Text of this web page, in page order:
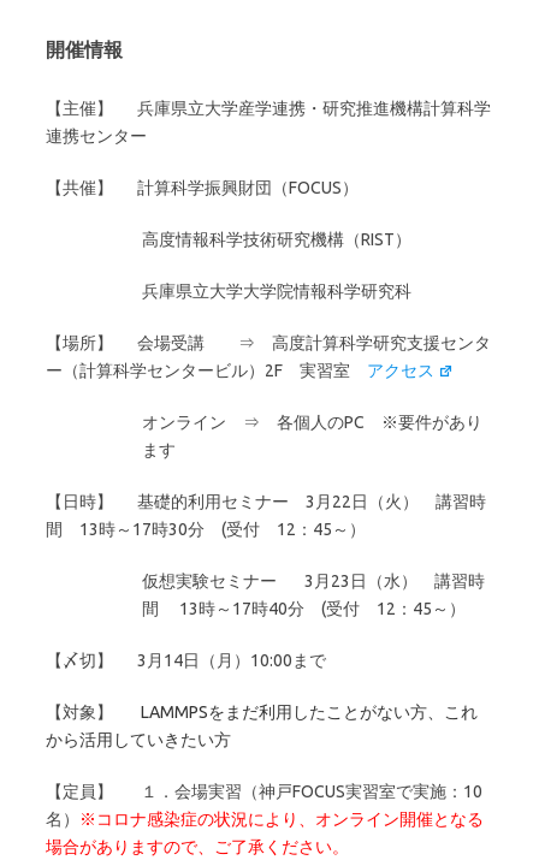
開催情報
【主催】 兵庫県立大学産学連携・研究推進機構計算科学
連携センター
【共催】 計算科学振興財団（FOCUS）
高度情報科学技術研究機構（RIST）
兵庫県立大学大学院情報科学研究科
【場所】 会場受講 ⇒ 高度計算科学研究支援センタ
ー（計算科学センタービル）2F 実習室 アクセス
オンライン ⇒ 各個人のPC ※要件があり
ます
【日時】 基礎的利用セミナー 3月22日（火） 講習時
間 13時～17時30分 (受付 12：45～）
仮想実験セミナー 3月23日（水） 講習時
間 13時～17時40分 (受付 12：45～）
【〆切】 3月14日（月）10:00まで
【対象】
LAMMPSをまだ利用したことがない方、これ
から活用していきたい方
【定員】 １．会場実習（神戸FOCUS実習室で実施：10
名）
※コロナ感染症の状況により、オンライン開催となる
場合がありますので、ご了承ください。